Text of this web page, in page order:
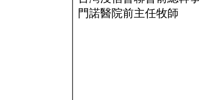
門諾醫院前主任牧師